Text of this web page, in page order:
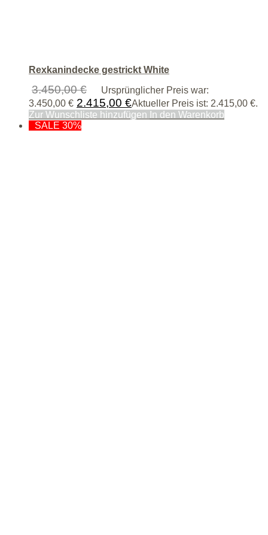
Rexkanindecke gestrickt White
3.450,00€
Ursprünglicher Preis war:
3.450,00 € 2.415,00 €Aktueller Preis ist: 2.415,00 €.
Zur Wunschliste hinzufügen In den Warenkorb
SALE 30%